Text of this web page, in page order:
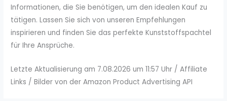
Informationen, die Sie benötigen, um den idealen Kauf zu
tätigen. Lassen Sie sich von unseren Empfehlungen
inspirieren und finden Sie das perfekte Kunststoffspachtel
für Ihre Ansprüche.
Letzte Aktualisierung am 7.08.2026 um 11:57 Uhr / Affiliate
Links / Bilder von der Amazon Product Advertising API